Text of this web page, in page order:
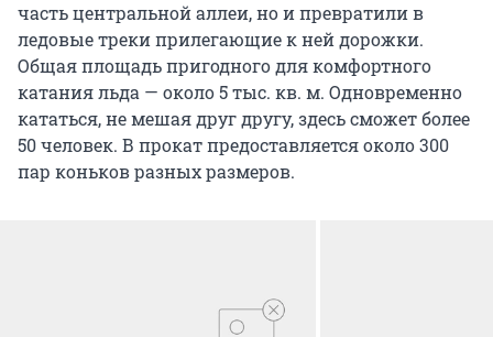
часть центральной аллеи, но и превратили в
ледовые треки прилегающие к ней дорожки.
Общая площадь пригодного для комфортного
катания льда — около 5 тыс. кв. м. Одновременно
кататься, не мешая друг другу, здесь сможет более
50 человек. В прокат предоставляется около 300
пар коньков разных размеров.